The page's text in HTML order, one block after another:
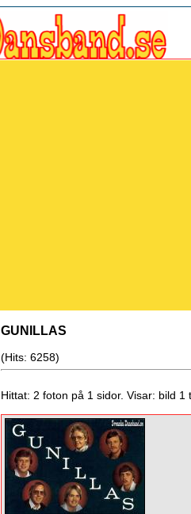
GUNILLAS
(Hits: 6258)
Hittat: 2 foton på 1 sidor. Visar: bild 1